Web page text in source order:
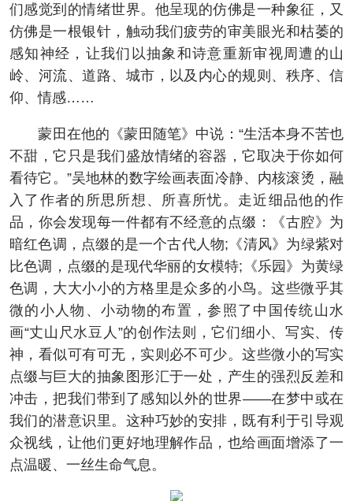
们感觉到的情绪世界。他呈现的仿佛是一种象征，又
仿佛是一根银针，触动我们疲劳的审美眼光和枯萎的
感知神经，让我们以抽象和诗意重新审视周遭的山
岭、河流、道路、城市，以及内心的规则、秩序、信
仰、情感……
蒙田在他的《蒙田随笔》中说：“生活本身不苦也
不甜，它只是我们盛放情绪的容器，它取决于你如何
看待它。”吴地林的数字绘画表面冷静、内核滚烫，融
入了作者的所思所想、所喜所忧。走近细品他的作
品，你会发现每一件都有不经意的点缀：《古腔》为
暗红色调，点缀的是一个古代人物;《清风》为绿紫对
比色调，点缀的是现代华丽的女模特;《乐园》为黄绿
色调，大大小小的方格里是众多的小鸟。这些微乎其
微的小人物、小动物的布置，参照了中国传统山水
画“丈山尺水豆人”的创作法则，它们细小、写实、传
神，看似可有可无，实则必不可少。这些微小的写实
点缀与巨大的抽象图形汇于一处，产生的强烈反差和
冲击，把我们带到了感知以外的世界——在梦中或在
我们的潜意识里。这种巧妙的安排，既有利于引导观
众视线，让他们更好地理解作品，也给画面增添了一
点温暖、一丝生命气息。